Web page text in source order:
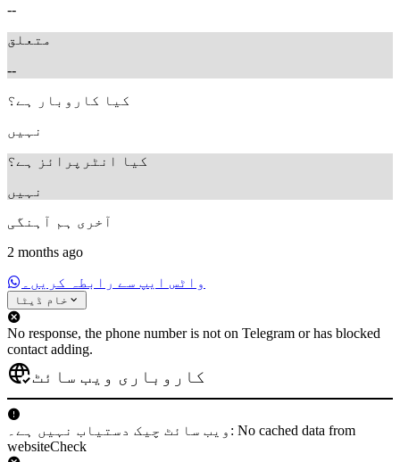
--
متعلق
--
کیا کاروبار ہے؟
نہیں
کیا انٹرپرائز ہے؟
نہیں
آخری ہم آہنگی
2 months ago
واٹس ایپ سے رابطہ کریں۔
خام ڈیٹا
No response, the phone number is not on Telegram or has blocked
contact adding.
کاروباری ویب سائٹ
ویب سائٹ چیک دستیاب نہیں ہے۔: No cached data from
websiteCheck